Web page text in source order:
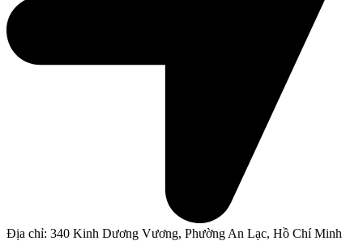
Địa chỉ: 340 Kinh Dương Vương, Phường An Lạc, Hồ Chí Minh